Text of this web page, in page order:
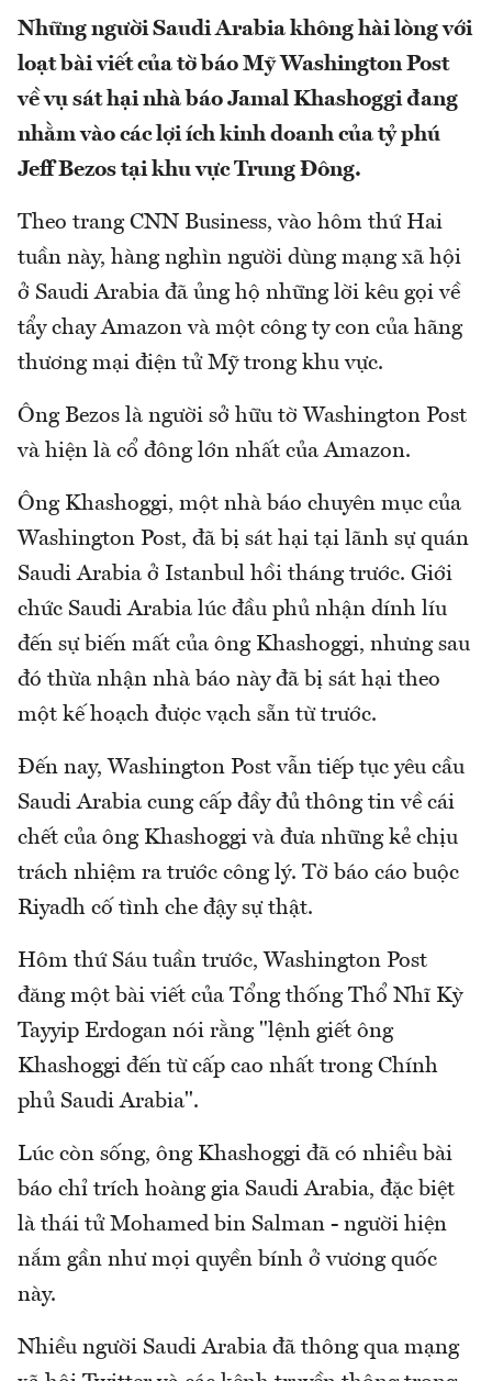
Những người Saudi Arabia không hài lòng với
loạt bài viết của tờ báo Mỹ Washington Post
về vụ sát hại nhà báo Jamal Khashoggi đang
nhằm vào các lợi ích kinh doanh của tỷ phú
Jeff Bezos tại khu vực Trung Đông.
Theo trang CNN Business, vào hôm thứ Hai
tuần này, hàng nghìn người dùng mạng xã hội
ở Saudi Arabia đã ủng hộ những lời kêu gọi về
tẩy chay Amazon và một công ty con của hãng
thương mại điện tử Mỹ trong khu vực.
Ông Bezos là người sở hữu tờ Washington Post
và hiện là cổ đông lớn nhất của Amazon.
Ông Khashoggi, một nhà báo chuyên mục của
Washington Post, đã bị sát hại tại lãnh sự quán
Saudi Arabia ở Istanbul hồi tháng trước. Giới
chức Saudi Arabia lúc đầu phủ nhận dính líu
đến sự biến mất của ông Khashoggi, nhưng sau
đó thừa nhận nhà báo này đã bị sát hại theo
một kế hoạch được vạch sẵn từ trước.
Đến nay, Washington Post vẫn tiếp tục yêu cầu
Saudi Arabia cung cấp đầy đủ thông tin về cái
chết của ông Khashoggi và đưa những kẻ chịu
trách nhiệm ra trước công lý. Tờ báo cáo buộc
Riyadh cố tình che đậy sự thật.
Hôm thứ Sáu tuần trước, Washington Post
đăng một bài viết của Tổng thống Thổ Nhĩ Kỳ
Tayyip Erdogan nói rằng "lệnh giết ông
Khashoggi đến từ cấp cao nhất trong Chính
phủ Saudi Arabia".
Lúc còn sống, ông Khashoggi đã có nhiều bài
báo chỉ trích hoàng gia Saudi Arabia, đặc biệt
là thái tử Mohamed bin Salman - người hiện
nắm gần như mọi quyền bính ở vương quốc
này.
Nhiều người Saudi Arabia đã thông qua mạng